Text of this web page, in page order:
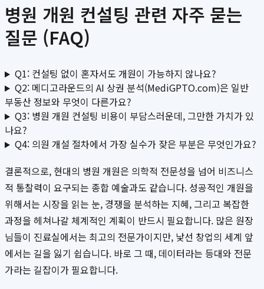
병원 개원 컨설팅 관련 자주 묻는
질문 (FAQ)
Q1: 컨설팅 없이 혼자서도 개원이 가능하지 않나요?
Q2: 메디고라운드의 AI 상권 분석(MediGPTO.com)은 일반
부동산 정보와 무엇이 다른가요?
Q3: 병원 개원 컨설팅 비용이 부담스러운데, 그만한 가치가 있
나요?
Q4: 의원 개설 절차에서 가장 실수가 잦은 부분은 무엇인가요?
결론적으로, 현대의 병원 개원은 의학적 전문성을 넘어 비즈니스
적 통찰력이 요구되는 종합 예술과도 같습니다. 성공적인 개원을
위해서는 시장을 읽는 눈, 경쟁을 분석하는 지혜, 그리고 복잡한
과정을 헤쳐나갈 체계적인 계획이 반드시 필요합니다. 많은 원장
님들이 진료실에서는 최고의 전문가이지만, 낯선 창업의 세계 앞
에서는 길을 잃기 쉽습니다. 바로 그 때, 데이터라는 등대와 전문
가라는 길잡이가 필요합니다.